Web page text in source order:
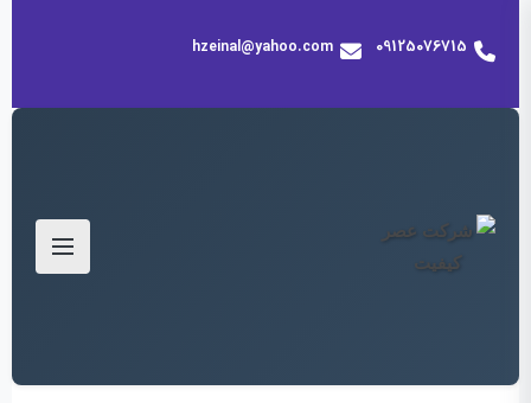
09125076715
hzeinal@yahoo.com